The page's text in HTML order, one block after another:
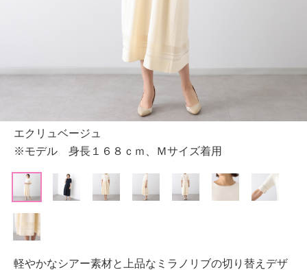
エクリュベージュ
※モデル 身長１６８ｃｍ、Ｍサイズ着用
軽やかなシアー素材と上品なミラノリブの切り替えデザ